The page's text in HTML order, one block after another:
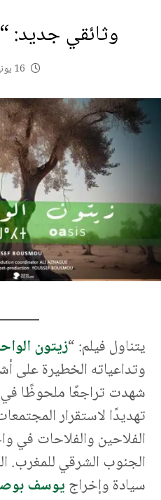
وثائقي جديد:
16 يونيو 2025
يتناول فيلم: “زيتون
وتداعياته الخطيرة على
شهدت تراجعًا ملحوظًا في
تهديدًا لاستقرار
الفلاحين والفلاحات في
الجنوب الشرقي للمغرب.
سيادة وإخراجيوسف